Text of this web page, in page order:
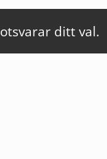
ditt val.